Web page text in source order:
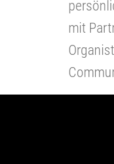
mit